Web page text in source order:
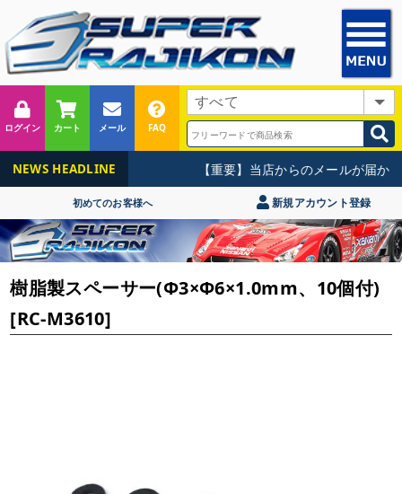
ログイン カート メール FAQ
NEWS HEADLINE 【重要】当店からのメールが届か
初めてのお客様へ 新規アカウント登録
樹脂製スペーサー(Φ3×Φ6×1.0mm、10個付)
[RC-M3610]